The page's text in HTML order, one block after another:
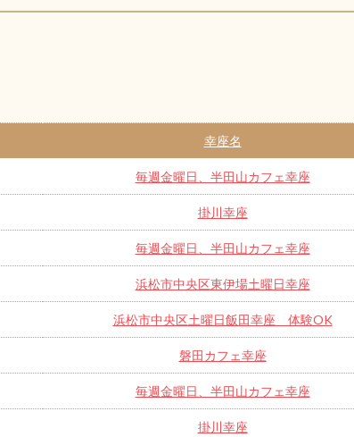
幸座名
毎週金曜日、半田山カフェ幸座
掛川幸座
毎週金曜日、半田山カフェ幸座
浜松市中央区東伊場土曜日幸座
浜松市中央区土曜日飯田幸座 体験OK
磐田カフェ幸座
毎週金曜日、半田山カフェ幸座
掛川幸座